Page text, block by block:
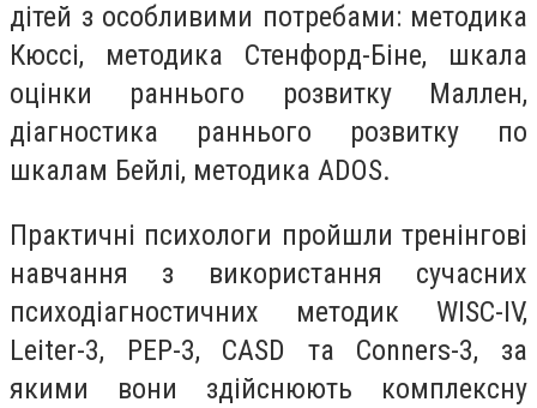
дітей з особливими потребами: методика
Кюссі, методика Стенфорд-Біне, шкала
оцінки раннього розвитку Маллен,
діагностика раннього розвитку по
шкалам Бейлі, методика ADOS.
Практичні психологи пройшли тренінгові
навчання з використання сучасних
психодіагностичних методик WISC-IV,
Leiter-3, PEP-3, CASD та Conners-3, за
якими вони здійснюють комплексну